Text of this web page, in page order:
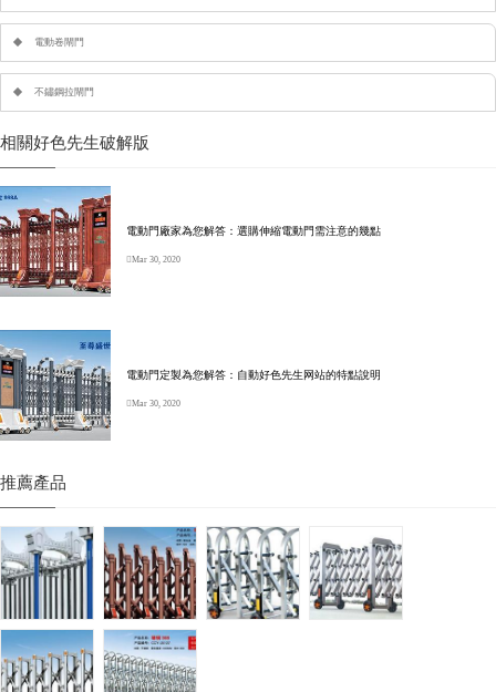
電動卷閘門
不鏽鋼拉閘門
相關好色先生破解版
電動門廠家為您解答：選購伸縮電動門需注意的幾點
Mar 30, 2020
電動門定製為您解答：自動好色先生网站的特點說明
Mar 30, 2020
推薦產品